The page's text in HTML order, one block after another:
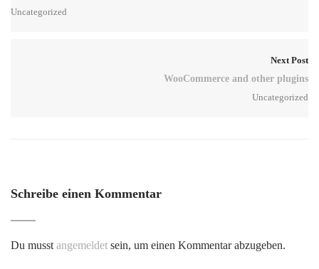
Uncategorized
Next Post
WooCommerce and other plugins
Uncategorized
Schreibe einen Kommentar
Du musst angemeldet sein, um einen Kommentar abzugeben.